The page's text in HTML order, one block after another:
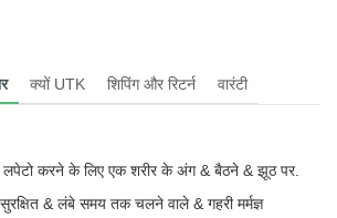
क्यों UTK शिपिंग और रिटर्न वारंटी
करने के लिए एक शरीर के अंग & बैठने & झूठ पर.
& लंबे समय तक चलने वाले & गहरी मर्मज्ञ